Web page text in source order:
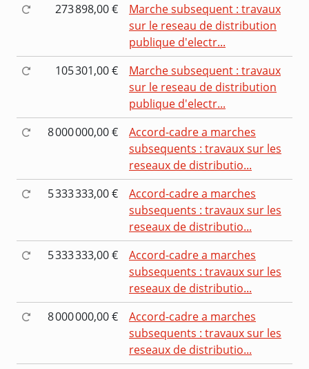
273 898,00 €
Marche subsequent : travaux
sur le reseau de distribution
publique d'electr...
105 301,00 €
Marche subsequent : travaux
sur le reseau de distribution
publique d'electr...
8 000 000,00 €
Accord-cadre a marches
subsequents : travaux sur les
reseaux de distributio...
5 333 333,00 €
Accord-cadre a marches
subsequents : travaux sur les
reseaux de distributio...
5 333 333,00 €
Accord-cadre a marches
subsequents : travaux sur les
reseaux de distributio...
8 000 000,00 €
Accord-cadre a marches
subsequents : travaux sur les
reseaux de distributio...